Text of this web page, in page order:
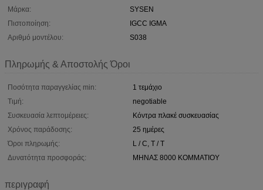
Μάρκα:
SYSEN
Πιστοποίηση:
IGCC IGMA
Αριθμό μοντέλου:
S038
Πληρωμής & Αποστολής Όροι
Ποσότητα παραγγελίας min:
1 τεμάχιο
Τιμή:
negotiable
Συσκευασία λεπτομέρειες:
Κόντρα πλακέ συσκευασίας
Χρόνος παράδοσης:
25 ημέρες
Όροι πληρωμής:
L / C, T / T
Δυνατότητα προσφοράς:
ΜΗΝΑΣ 8000 ΚΟΜΜΑΤΙΟΥ
περιγραφή